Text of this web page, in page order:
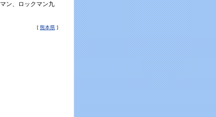
ン、ロックマン九
[ 熊本県 ]